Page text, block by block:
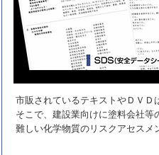
市販されているテキストやＤＶＤ
そこで、建設業向けに塗料会社
難しい化学物質のリスクアセスメ